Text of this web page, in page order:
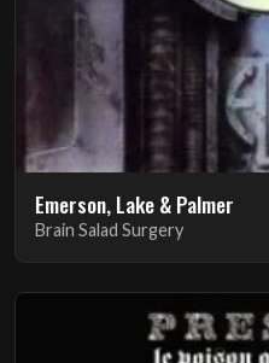
Emerson, Lake & Palmer
Brain Salad Surgery